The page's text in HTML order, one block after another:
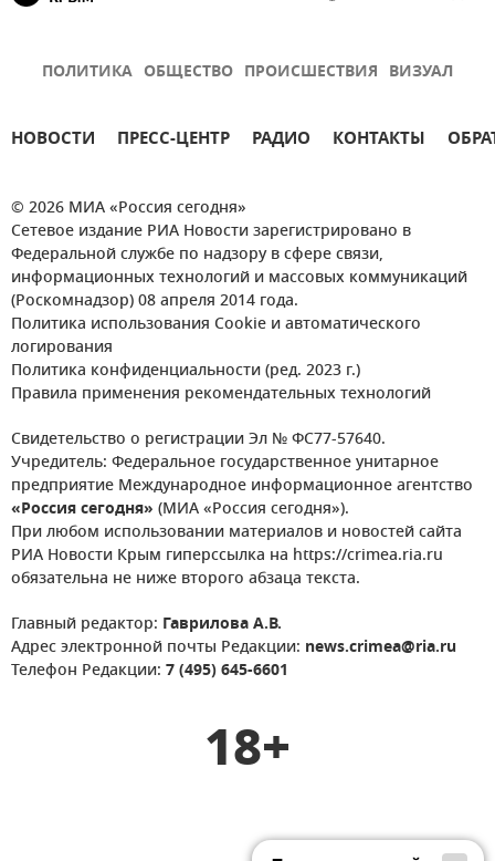
ПОЛИТИКА ОБЩЕСТВО ПРОИСШЕСТВИЯ ВИЗУАЛ
НОВОСТИ ПРЕСС-ЦЕНТР РАДИО КОНТАКТЫ
© 2026 МИА «Россия сегодня»
Сетевое издание РИА Новости зарегистрировано в
Федеральной службе по надзору в сфере связи,
информационных технологий и массовых коммуникаций
(Роскомнадзор) 08 апреля 2014 года.
Политика использования Cookie и автоматического
логирования
Политика конфиденциальности (ред. 2023 г.)
Правила применения рекомендательных технологий
Свидетельство о регистрации Эл № ФС77-57640.
Учредитель: Федеральное государственное унитарное
предприятие Международное информационное агентство
«Россия сегодня» (МИА «Россия сегодня»).
При любом использовании материалов и новостей сайта
РИА Новости Крым гиперссылка на https://crimea.ria.ru
обязательна не ниже второго абзаца текста.
Главный редактор: Гаврилова А.В.
Адрес электронной почты Редакции: news.crimea@ria.ru
Телефон Редакции: 7 (495) 645-6601
18+